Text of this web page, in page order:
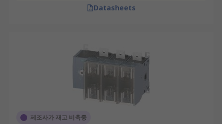
Datasheets
제조사가 재고 비축중